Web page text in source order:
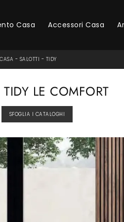
Casa Accessori Casa
- SALOTTI - TIDY
LE COMFORT
SFOGLIA I CATALOGHI